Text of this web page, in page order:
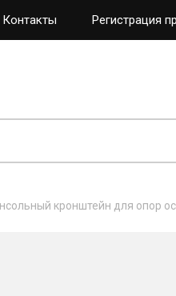
Контакты Регистрация
кронштейн для опор